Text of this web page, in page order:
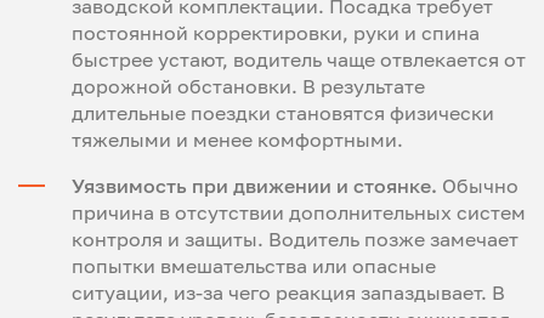
заводской комплектации. Посадка требует
постоянной корректировки, руки и спина
быстрее устают, водитель чаще отвлекается от
дорожной обстановки. В результате
длительные поездки становятся физически
тяжелыми и менее комфортными.
Уязвимость при движении и стоянке. Обычно
причина в отсутствии дополнительных систем
контроля и защиты. Водитель позже замечает
попытки вмешательства или опасные
ситуации, из-за чего реакция запаздывает. В